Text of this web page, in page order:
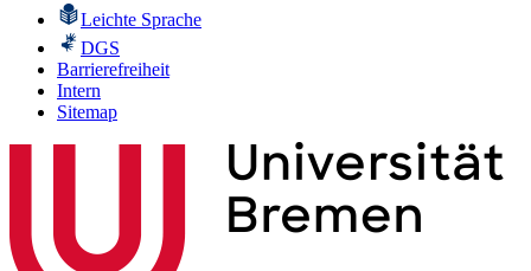
Leichte Sprache
DGS
Barrierefreiheit
Intern
Sitemap